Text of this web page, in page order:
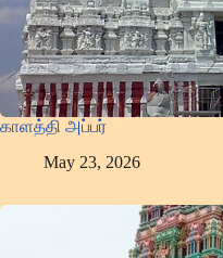
காளத்தி அப்பர்
May 23, 2026